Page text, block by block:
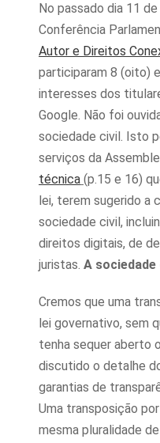
No passado dia 11
Conferência
Autor e Direitos
participaram 8 (oito)
interesses dos
Google. Não foi
sociedade civil. Isto
serviços da
técnica (p.15 e 16)
lei, terem sugerido a
sociedade civil,
direitos digitais, de
juristas. A
Cremos que uma
lei governativo, sem
tenha sequer aberto
discutido o detalhe
garantias de
Uma transposição
mesma pluralidade